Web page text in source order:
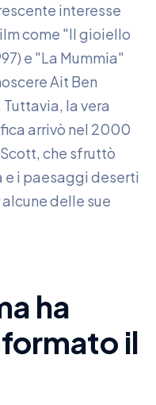
interesse
come "Il gioiello
e "La Mummia"
Ait Ben
la vera
arrivò nel 2000
che sfruttò
i paesaggi deserti
delle sue
ha
il